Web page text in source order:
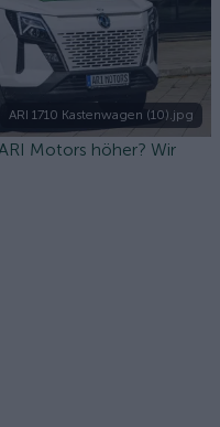
ARI 1710 Kastenwagen (10).jpg
Motors höher? Wir